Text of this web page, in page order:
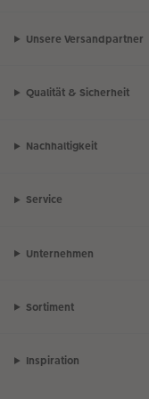
Unsere Versandpartner
Qualität & Sicherheit
Nachhaltigkeit
Service
Unternehmen
Sortiment
Inspiration